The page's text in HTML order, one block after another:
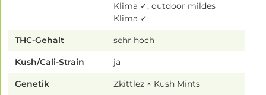
Klima ✓, outdoor mildes
Klima ✓
THC-Gehalt sehr hoch
Kush/Cali-Strain ja
Genetik Zkittlez × Kush Mints